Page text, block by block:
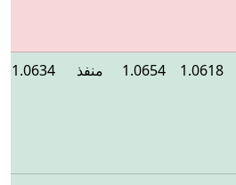
1.0618
1.0654 منفذ 1.0634